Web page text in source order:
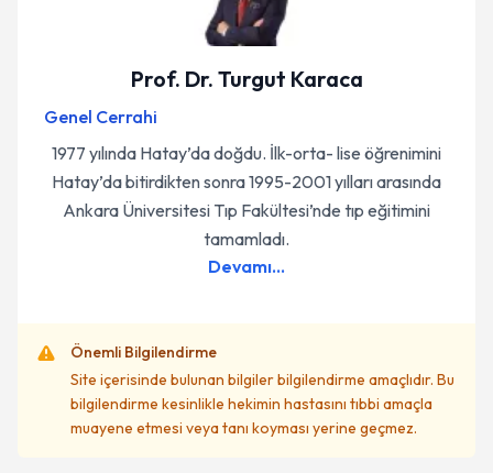
Prof. Dr. Turgut Karaca
Genel Cerrahi
1977 yılında Hatay’da doğdu. İlk-orta- lise öğrenimini
Hatay’da bitirdikten sonra 1995-2001 yılları arasında
Ankara Üniversitesi Tıp Fakültesi’nde tıp eğitimini
tamamladı.
Devamı...
Önemli Bilgilendirme
Site içerisinde bulunan bilgiler bilgilendirme amaçlıdır. Bu
bilgilendirme kesinlikle hekimin hastasını tıbbi amaçla
muayene etmesi veya tanı koyması yerine geçmez.